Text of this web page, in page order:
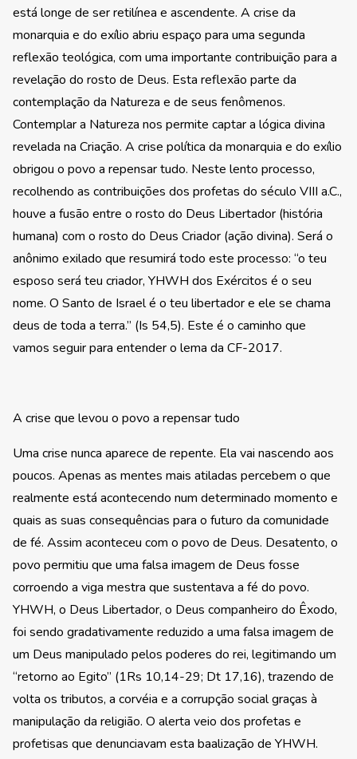
está longe de ser retilínea e ascendente. A crise da
monarquia e do exílio abriu espaço para uma segunda
reflexão teológica, com uma importante contribuição para a
revelação do rosto de Deus. Esta reflexão parte da
contemplação da Natureza e de seus fenômenos.
Contemplar a Natureza nos permite captar a lógica divina
revelada na Criação. A crise política da monarquia e do exílio
obrigou o povo a repensar tudo. Neste lento processo,
recolhendo as contribuições dos profetas do século VIII a.C.,
houve a fusão entre o rosto do Deus Libertador (história
humana) com o rosto do Deus Criador (ação divina). Será o
anônimo exilado que resumirá todo este processo: “o teu
esposo será teu criador, YHWH dos Exércitos é o seu
nome. O Santo de Israel é o teu libertador e ele se chama
deus de toda a terra.” (Is 54,5). Este é o caminho que
vamos seguir para entender o lema da CF-2017.
A crise que levou o povo a repensar tudo
Uma crise nunca aparece de repente. Ela vai nascendo aos
poucos. Apenas as mentes mais atiladas percebem o que
realmente está acontecendo num determinado momento e
quais as suas consequências para o futuro da comunidade
de fé. Assim aconteceu com o povo de Deus. Desatento, o
povo permitiu que uma falsa imagem de Deus fosse
corroendo a viga mestra que sustentava a fé do povo.
YHWH, o Deus Libertador, o Deus companheiro do Êxodo,
foi sendo gradativamente reduzido a uma falsa imagem de
um Deus manipulado pelos poderes do rei, legitimando um
“retorno ao Egito” (1Rs 10,14-29; Dt 17,16), trazendo de
volta os tributos, a corvéia e a corrupção social graças à
manipulação da religião. O alerta veio dos profetas e
profetisas que denunciavam esta baalização de YHWH.